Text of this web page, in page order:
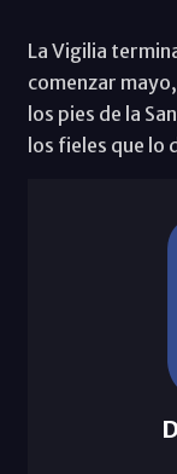
La Vigilia
comenzar
los pies de la
los fieles que lo